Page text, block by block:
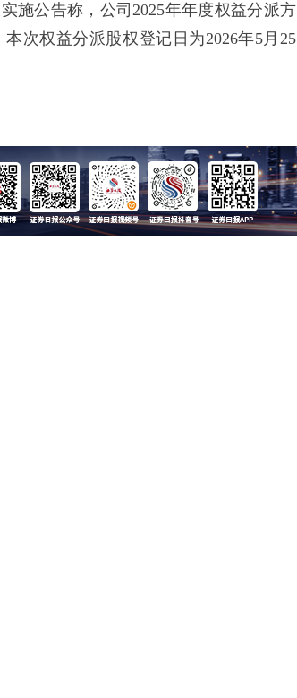
公告称，公司2025年年度权益分派方
次权益分派股权登记日为2026年5月25